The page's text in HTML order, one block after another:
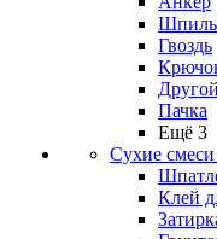
Гвоздь
Пачка
Ещё 3
Сухие
Клей